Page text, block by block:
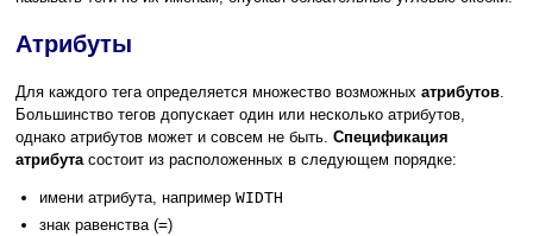
Aтрибуты
Для каждого тега определяется множество возможных атрибутов.
Большинство тегов допускает один или несколько атрибутов,
однако атрибутов может и совсем не быть. Спецификация
атрибута состоит из расположенных в следующем порядке:
имени атрибута, например WIDTH
знак равенства (=)